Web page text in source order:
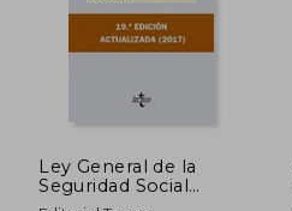
Ley General de la
Seguridad Social
(Derecho - Biblioteca